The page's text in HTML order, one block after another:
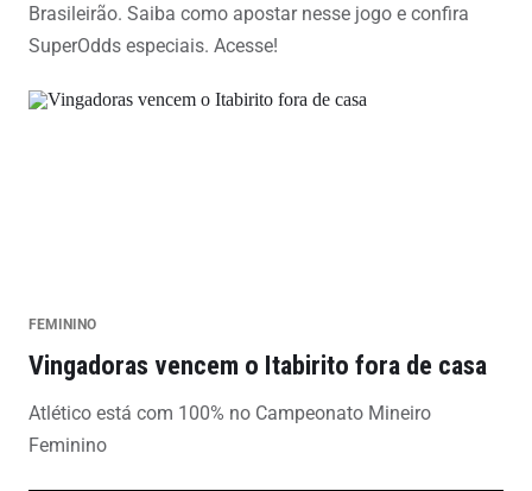
Brasileirão. Saiba como apostar nesse jogo e confira
SuperOdds especiais. Acesse!
FEMININO
Vingadoras vencem o Itabirito fora de casa
Atlético está com 100% no Campeonato Mineiro
Feminino